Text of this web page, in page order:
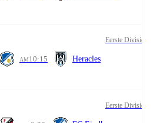
Eerste Divisie
AM10:15 Heracles
Eerste Divisie